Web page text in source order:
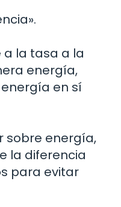
a la tasa a la
energía,
en sí
sobre energía,
la diferencia
para evitar